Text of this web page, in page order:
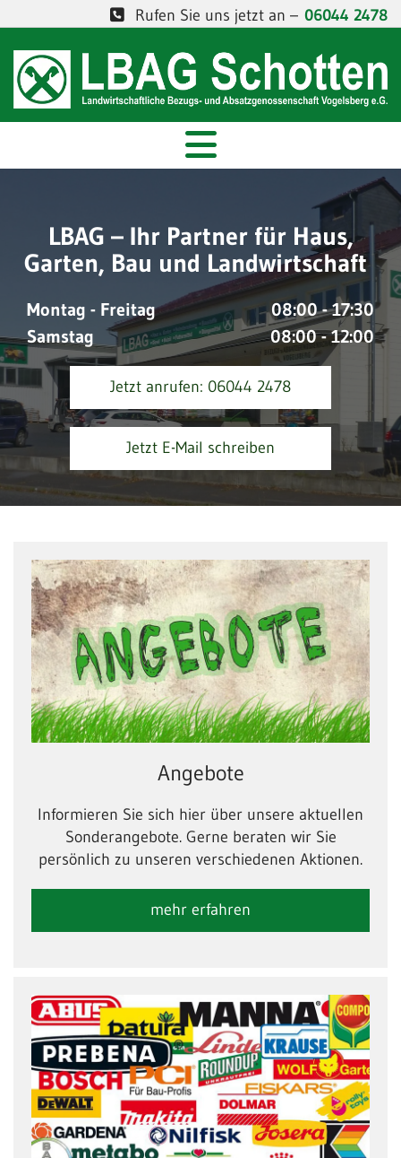
 Rufen Sie uns jetzt an – 06044 2478
LBAG – Ihr Partner für Haus,
Garten, Bau und Landwirtschaft
Montag - Freitag
08:00 - 17:30
Samstag
08:00 - 12:00
Jetzt anrufen: 06044 2478
Jetzt E-Mail schreiben
Angebote
Informieren Sie sich hier über unsere aktuellen
Sonderangebote. Gerne beraten wir Sie
persönlich zu unseren verschiedenen Aktionen.
mehr erfahren